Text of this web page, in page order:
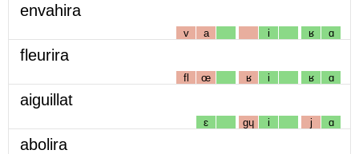
envahira
v a i ʁ ɑ
fleurira
fl œ ʁ i ʁ ɑ
aiguillat
ɛ gɥ i j ɑ
abolira